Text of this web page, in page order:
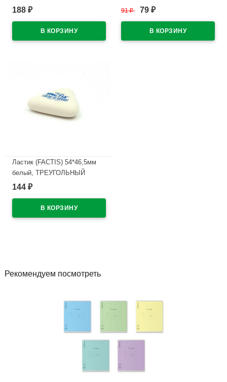
пластик Синяя 18х17см
188 ₽
Котоформулы География
арт.62532
91₽ 79 ₽
Ластик (FACTIS) 54*46,5мм
белый, ТРЕУГОЛЬНЫЙ
арт.TRI-24
144 ₽
Рекомендуем посмотреть